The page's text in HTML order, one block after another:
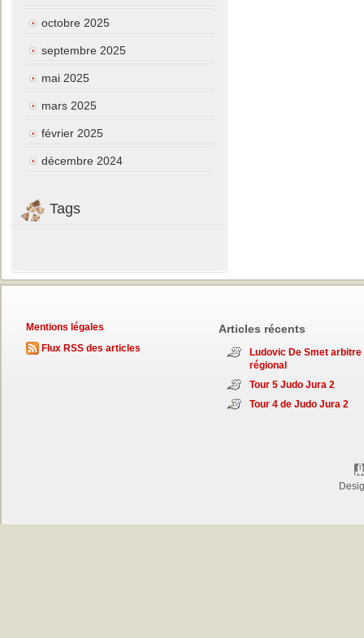
octobre 2025
septembre 2025
mai 2025
mars 2025
février 2025
décembre 2024
Tags
Mentions légales
Flux RSS des articles
Articles récents
Ludovic De Smet arbitre
régional
Tour 5 Judo Jura 2
Tour 4 de Judo Jura 2